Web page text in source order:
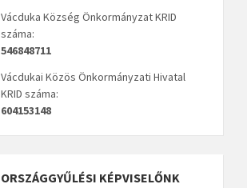
Vácduka Község Önkormányzat KRID
száma:
546848711
Vácdukai Közös Önkormányzati Hivatal
KRID száma:
604153148
ORSZÁGGYŰLÉSI KÉPVISELŐNK